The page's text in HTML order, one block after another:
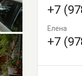
+7
Елена
+7